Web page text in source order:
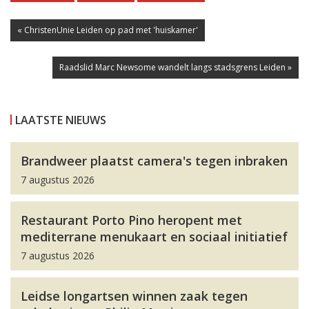
« ChristenUnie Leiden op pad met 'huiskamer'
Raadslid Marc Newsome wandelt langs stadsgrens Leiden »
LAATSTE NIEUWS
Brandweer plaatst camera's tegen inbraken
7 augustus 2026
Restaurant Porto Pino heropent met
mediterrane menukaart en sociaal initiatief
7 augustus 2026
Leidse longartsen winnen zaak tegen